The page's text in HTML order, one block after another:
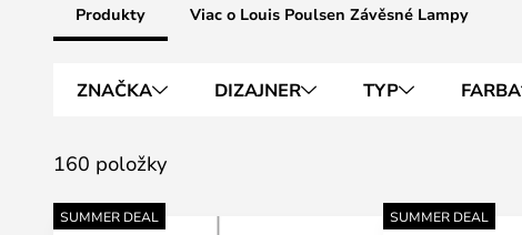
Produkty Viac o Louis Poulsen Závěsné Lampy
ZNAČKA DIZAJNER TYP FARBA
160 položky
SUMMER DEAL SUMMER DEAL